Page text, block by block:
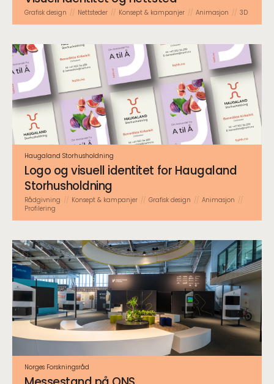
Grafisk design Nettsteder Konsept & kampanjer Animasjon 3D
Haugaland Storhusholdning
Logo og visuell identitet for Haugaland
Storhusholdning
Rådgivning Konsept & kampanjer Grafisk design
Animasjon
Profilering
Norges Forskningsråd